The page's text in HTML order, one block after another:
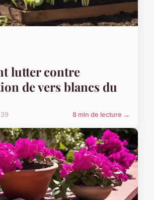
lutter contre
de vers blancs du
8 min de lecture →